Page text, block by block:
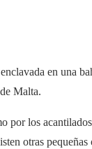
en una
Malta.
por los
otras